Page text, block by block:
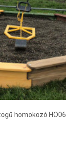
homokozó HO06